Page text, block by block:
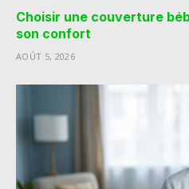
Choisir une couverture
son confort
AOÛT 5, 2026